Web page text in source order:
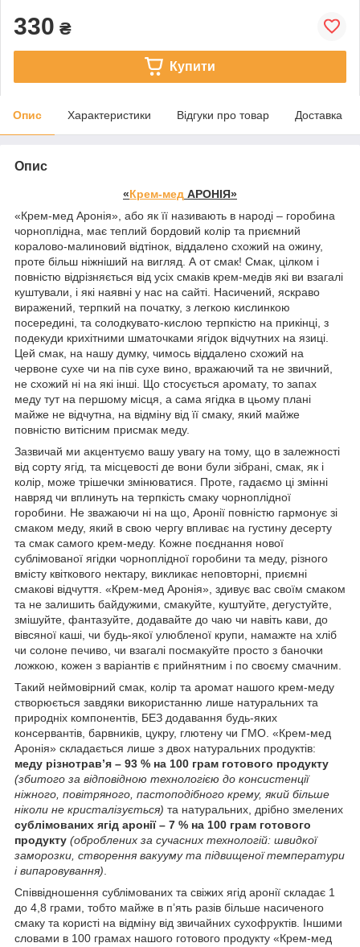
330 ₴
Купити
Опис Характеристики Відгуки про товар Доставка
Опис
«Крем-мед АРОНІЯ»
«Крем-мед Аронія», або як її називають в народі – горобина
чорноплідна, має теплий бордовий колір та приємний
коралово-малиновий відтінок, віддалено схожий на ожину,
проте більш ніжніший на вигляд. А от смак! Смак, цілком і
повністю відрізняється від усіх смаків крем-медів які ви взагалі
куштували, і які наявні у нас на сайті. Насичений, яскраво
виражений, терпкий на початку, з легкою кислинкою
посередині, та солодкувато-кислою терпкістю на прикінці, з
подекуди крихітними шматочками ягідок відчутних на язиці.
Цей смак, на нашу думку, чимось віддалено схожий на
червоне сухе чи на пів сухе вино, вражаючий та не звичний,
не схожий ні на які інші. Що стосується аромату, то запах
меду тут на першому місця, а сама ягідка в цьому плані
майже не відчутна, на відміну від її смаку, який майже
повністю витісним присмак меду.
Зазвичай ми акцентуємо вашу увагу на тому, що в залежності
від сорту ягід, та місцевості де вони були зібрані, смак, як і
колір, може трішечки змінюватися. Проте, гадаємо ці змінні
навряд чи вплинуть на терпкість смаку чорноплідної
горобини. Не зважаючи ні на що, Аронії повністю гармонує зі
смаком меду, який в свою чергу впливає на густину десерту
та смак самого крем-меду. Кожне поєднання нової
сублімованої ягідки чорноплідної горобини та меду, різного
вмісту квіткового нектару, викликає неповторні, приємні
смакові відчуття. «Крем-мед Аронія», здивує вас своїм смаком
та не залишить байдужими, смакуйте, куштуйте, дегустуйте,
змішуйте, фантазуйте, додавайте до чаю чи навіть кави, до
вівсяної каші, чи будь-якої улюбленої крупи, намажте на хліб
чи солоне печиво, чи взагалі посмакуйте просто з баночки
ложкою, кожен з варіантів є прийнятним і по своєму смачним.
Такий неймовірний смак, колір та аромат нашого крем-меду
створюється завдяки використанню лише натуральних та
природніх компонентів, БЕЗ додавання будь-яких
консервантів, барвників, цукру, глютену чи ГМО. «Крем-мед
Аронія» складається лише з двох натуральних продуктів:
меду різнотрав’я – 93 % на 100 грам готового продукту
(збитого за відповідною технологією до консистенції
ніжного, повітряного, пастоподібного крему, який більше
ніколи не кристалізується) та натуральних, дрібно змелених
сублімованих ягід аронії – 7 % на 100 грам готового
продукту (оброблених за сучасних технологій: швидкої
заморозки, створення вакууму та підвищеної температури
і випаровування)
Співвідношення сублімованих та свіжих ягід аронії складає 1
до 4,8 грами, тобто майже в п’ять разів більше насиченого
смаку та користі на відміну від звичайних сухофруктів. Іншими
словами в 100 грамах нашого готового продукту «Крем-мед